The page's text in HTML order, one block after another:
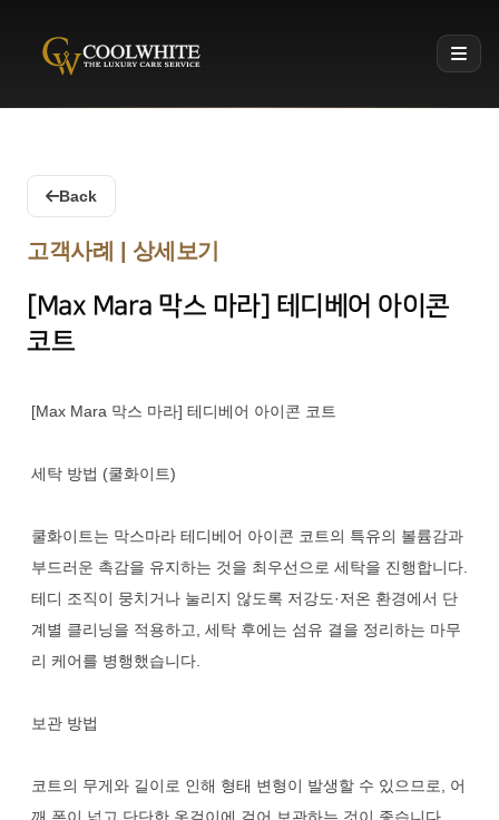
Coolwhite
Back
고객사례 | 상세보기
[Max Mara 막스 마라] 테디베어 아이콘
코트
[Max Mara 막스 마라] 테디베어 아이콘 코트
세탁 방법 (쿨화이트)
쿨화이트는 막스마라 테디베어 아이콘 코트의 특유의 볼륨감과
부드러운 촉감을 유지하는 것을 최우선으로 세탁을 진행합니다.
테디 조직이 뭉치거나 눌리지 않도록 저강도·저온 환경에서 단
계별 클리닝을 적용하고, 세탁 후에는 섬유 결을 정리하는 마무
리 케어를 병행했습니다.
보관 방법
코트의 무게와 길이로 인해 형태 변형이 발생할 수 있으므로, 어